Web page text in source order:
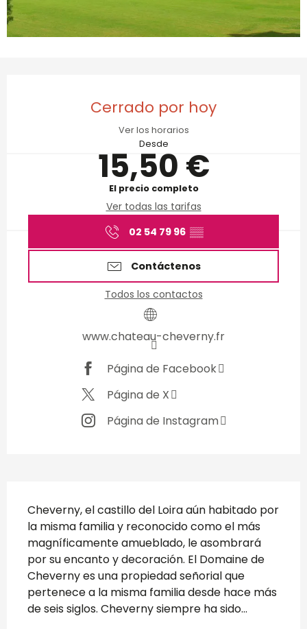
Cerrado por hoy
Ver los horarios
Desde
15,50 €
El precio completo
Ver todas las tarifas
02 54 79 96 ▒▒
Contáctenos
Todos los contactos
www.chateau-cheverny.fr
Página de Facebook
Página de X
Página de Instagram
Descripción
Cheverny, el castillo del Loira aún habitado por
la misma familia y reconocido como el más
magníficamente amueblado, le asombrará
por su encanto y decoración. El Domaine de
Cheverny es una propiedad señorial que
pertenece a la misma familia desde hace más
de seis siglos. Cheverny siempre ha sido...